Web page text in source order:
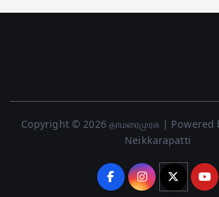
Copyright © 2026 தாமரைமுரசு | Powered
Neikkarapatti